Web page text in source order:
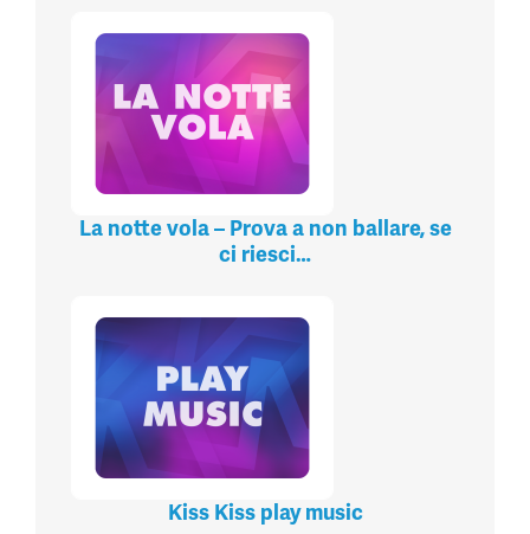
La notte vola – Prova a non ballare, se
ci riesci…
Kiss Kiss play music